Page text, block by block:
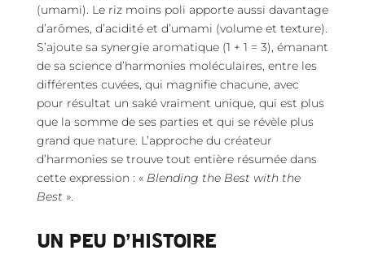
(umami). Le riz moins poli apporte aussi davantage
d’arômes, d’acidité et d’umami (volume et texture).
S’ajoute sa synergie aromatique (1 + 1 = 3), émanant
de sa science d’harmonies moléculaires, entre les
différentes cuvées, qui magnifie chacune, avec
pour résultat un saké vraiment unique, qui est plus
que la somme de ses parties et qui se révèle plus
grand que nature. L’approche du créateur
d’harmonies se trouve tout entière résumée dans
cette expression : « Blending the Best with the
Best ».
UN PEU D’HISTOIRE